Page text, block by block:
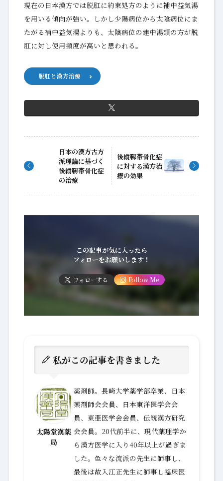
現在の日本漢方では脱肛に約束処方のように補中益気湯
を用いる傾向が強い。しかし少陽病位から太陰病位にま
たがる補中益気湯よりも、太陰病位の建中湯類の方が脱
肛に対し使用頻度が高いと思われる。
脱肛と漢方治療
日本の漢方古方
派理論に基づく
後縦靭帯骨化症
後縦靱帯骨化症
療の効果
この記事が気に入ったら
フォローをお願いします！
私がこの記事を書きました
薬剤師。長崎大学薬学部卒業、日本
薬剤師会会員、日本東洋医学会会
員、東亜医学会会員、伝統漢方研究
会会員。20代前半に、現代薬理学か